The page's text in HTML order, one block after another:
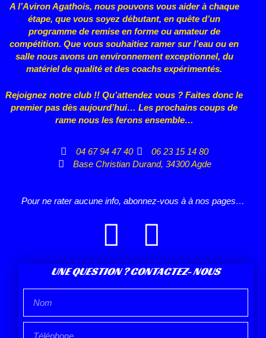
A l’Aviron Agathois, nous pouvons vous aider à chaque
étape, que vous soyez débutant, en quête d’un
programme de remise en forme ou amateur de
compétition. Que vous souhaitiez ramer sur l’eau ou en
salle nous avons un environnement exceptionnel, du
matériel de qualité et des coachs expérimentés.
Rejoignez notre club !! Qu’attendez vous ? Faites donc le
premier pas dès aujourd’hui… Les prochains coups de
rame nous les ferons ensemble…
04 67 94 47 40
06 23 15 14 80
Base Christian Durand, 34300 Agde
Pour ne rater aucune info, abonnez-vous à à nos pages…
UNE QUESTION ? CONTACTEZ- NOUS